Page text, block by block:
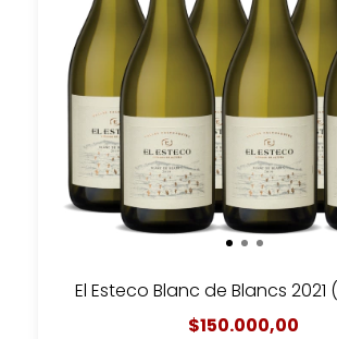
El Esteco Blanc de Blancs 2021
$150.000,00